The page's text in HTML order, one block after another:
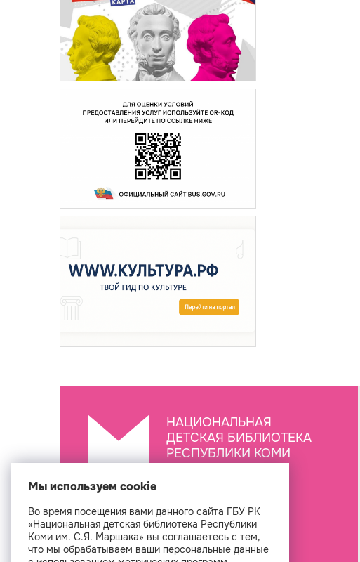
НАЦИОНАЛЬНАЯ
ДЕТСКАЯ БИБЛИОТЕКА
РЕСПУБЛИКИ КОМИ
Создание
Мы используем cookie
Во время посещения вами данного сайта ГБУ РК
«Национальная детская библиотека Республики
Коми им. С.Я. Маршака» вы соглашаетесь с тем,
что мы обрабатываем ваши персональные данные